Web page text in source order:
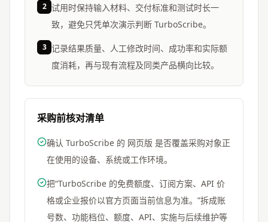
2 试用时保持输入材料、交付标准和测试时长一
致，避免只凭单次演示判断 TurboScribe。
3 记录结果质量、人工修改时间、成功率和实际额
度消耗，再与现有流程及同类产品横向比较。
采购前核对清单
确认 TurboScribe 的 网页版 是否覆盖采购对象正
在使用的设备、系统或工作环境。
把“TurboScribe 的免费额度、订阅方案、API 价
格或企业报价以官方页面当前信息为准。”拆成账
号数、功能档位、额度、API、实施与后续维护等